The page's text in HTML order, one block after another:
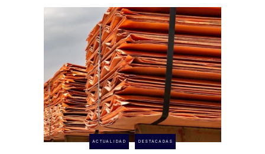
ACTUALIDAD DESTACADAS